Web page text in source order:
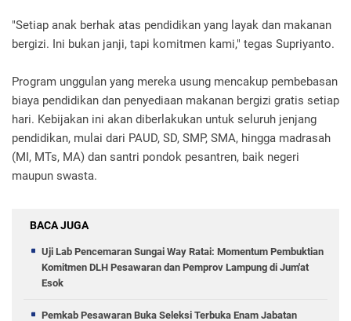
"Setiap anak berhak atas pendidikan yang layak dan makanan
bergizi. Ini bukan janji, tapi komitmen kami," tegas Supriyanto.
Program unggulan yang mereka usung mencakup pembebasan
biaya pendidikan dan penyediaan makanan bergizi gratis setiap
hari. Kebijakan ini akan diberlakukan untuk seluruh jenjang
pendidikan, mulai dari PAUD, SD, SMP, SMA, hingga madrasah
(MI, MTs, MA) dan santri pondok pesantren, baik negeri
maupun swasta.
BACA JUGA
Uji Lab Pencemaran Sungai Way Ratai: Momentum Pembuktian
Komitmen DLH Pesawaran dan Pemprov Lampung di Jum'at
Esok
Pemkab Pesawaran Buka Seleksi Terbuka Enam Jabatan